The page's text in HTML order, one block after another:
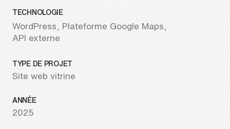
TECHNOLOGIE
WordPress
Plateforme Google Maps
API externe
TYPE DE PROJET
Site web vitrine
ANNÉE
2025